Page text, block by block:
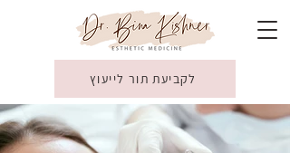
לקביעת תור לייעוץ